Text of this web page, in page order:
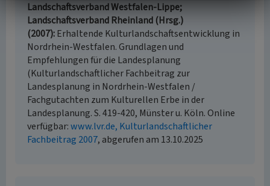
Landschaftsverband Westfalen-Lippe;
Landschaftsverband Rheinland (Hrsg.)
(2007) Erhaltende Kulturlandschaftsentwicklung in
Nordrhein-Westfalen. Grundlagen und
Empfehlungen für die Landesplanung
(Kulturlandschaftlicher Fachbeitrag zur
Landesplanung in Nordrhein-Westfalen /
Fachgutachten zum Kulturellen Erbe in der
Landesplanung. S. 419-420, Münster u. Köln. Online
verfügbar:www.lvr.de, Kulturlandschaftlicher
Fachbeitrag 2007, abgerufen am 13.10.2025